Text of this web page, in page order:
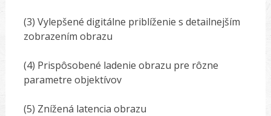
(3) Vylepšené digitálne priblíženie s detailnejším
zobrazením obrazu
(4) Prispôsobené ladenie obrazu pre rôzne
parametre objektívov
(5) Znížená latencia obrazu